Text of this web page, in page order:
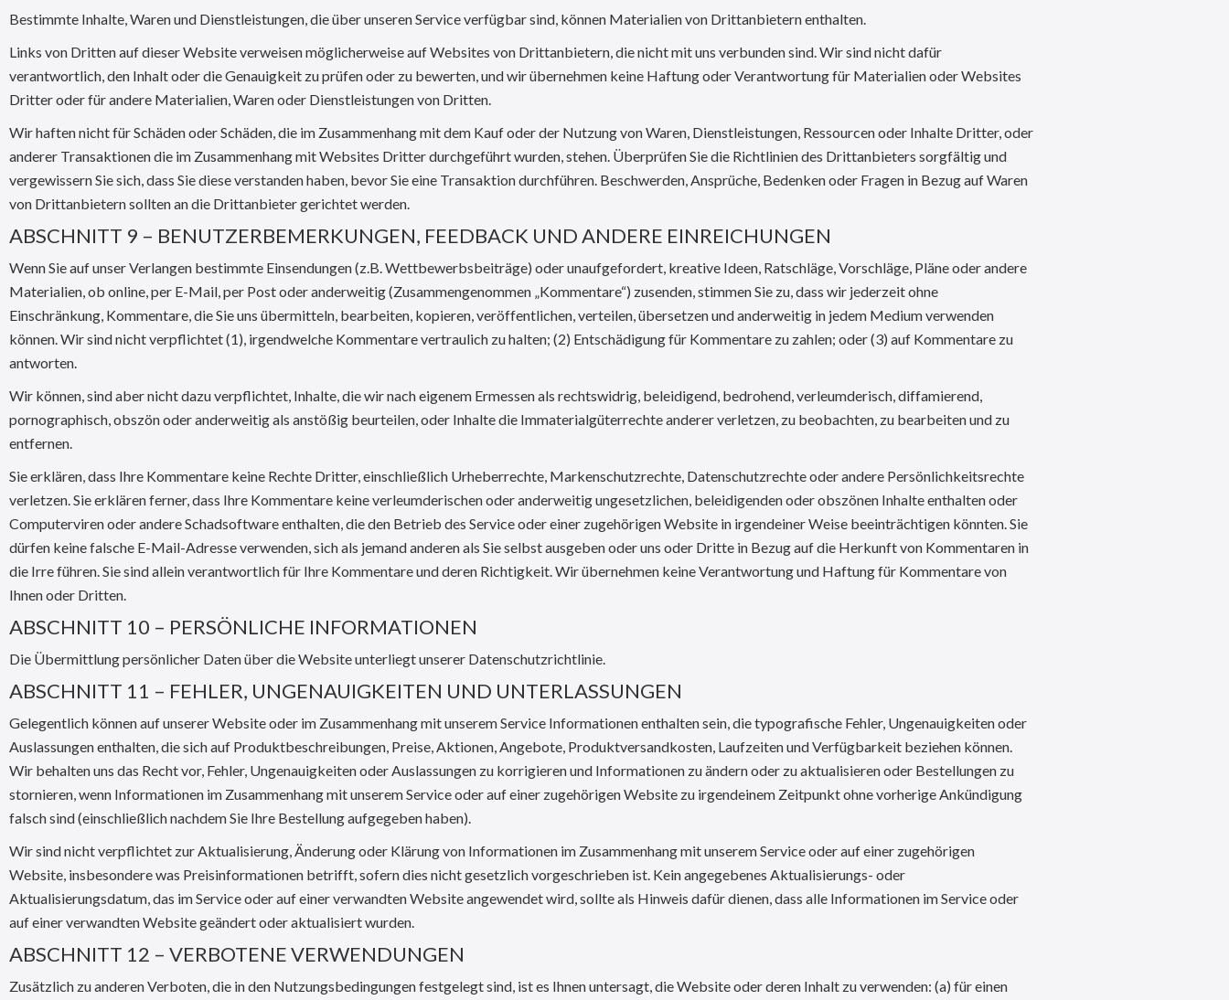
Bestimmte Inhalte, Waren und Dienstleistungen, die über unseren Service verfügbar sind, können Materialien von Drittanbietern enthalten.
Links von Dritten auf dieser Website verweisen möglicherweise auf Websites von Drittanbietern, die nicht mit uns verbunden sind. Wir sind nicht dafür
verantwortlich, den Inhalt oder die Genauigkeit zu prüfen oder zu bewerten, und wir übernehmen keine Haftung oder Verantwortung für Materialien oder Websites
Dritter oder für andere Materialien, Waren oder Dienstleistungen von Dritten.
Wir haften nicht für Schäden oder Schäden, die im Zusammenhang mit dem Kauf oder der Nutzung von Waren, Dienstleistungen, Ressourcen oder Inhalte Dritter, oder
anderer Transaktionen die im Zusammenhang mit Websites Dritter durchgeführt wurden, stehen. Überprüfen Sie die Richtlinien des Drittanbieters sorgfältig und
vergewissern Sie sich, dass Sie diese verstanden haben, bevor Sie eine Transaktion durchführen. Beschwerden, Ansprüche, Bedenken oder Fragen in Bezug auf Waren
von Drittanbietern sollten an die Drittanbieter gerichtet werden.
ABSCHNITT 9 – BENUTZERBEMERKUNGEN, FEEDBACK UND ANDERE EINREICHUNGEN
Wenn Sie auf unser Verlangen bestimmte Einsendungen (z.B. Wettbewerbsbeiträge) oder unaufgefordert, kreative Ideen, Ratschläge, Vorschläge, Pläne oder andere
Materialien, ob online, per E-Mail, per Post oder anderweitig (Zusammengenommen „Kommentare“) zusenden, stimmen Sie zu, dass wir jederzeit ohne
Einschränkung, Kommentare, die Sie uns übermitteln, bearbeiten, kopieren, veröffentlichen, verteilen, übersetzen und anderweitig in jedem Medium verwenden
können. Wir sind nicht verpflichtet (1), irgendwelche Kommentare vertraulich zu halten; (2) Entschädigung für Kommentare zu zahlen; oder (3) auf Kommentare zu
antworten.
Wir können, sind aber nicht dazu verpflichtet, Inhalte, die wir nach eigenem Ermessen als rechtswidrig, beleidigend, bedrohend, verleumderisch, diffamierend,
pornographisch, obszön oder anderweitig als anstößig beurteilen, oder Inhalte die Immaterialgüterrechte anderer verletzen, zu beobachten, zu bearbeiten und zu
entfernen.
Sie erklären, dass Ihre Kommentare keine Rechte Dritter, einschließlich Urheberrechte, Markenschutzrechte, Datenschutzrechte oder andere Persönlichkeitsrechte
verletzen. Sie erklären ferner, dass Ihre Kommentare keine verleumderischen oder anderweitig ungesetzlichen, beleidigenden oder obszönen Inhalte enthalten oder
Computerviren oder andere Schadsoftware enthalten, die den Betrieb des Service oder einer zugehörigen Website in irgendeiner Weise beeinträchtigen könnten. Sie
dürfen keine falsche E-Mail-Adresse verwenden, sich als jemand anderen als Sie selbst ausgeben oder uns oder Dritte in Bezug auf die Herkunft von Kommentaren in
die Irre führen. Sie sind allein verantwortlich für Ihre Kommentare und deren Richtigkeit. Wir übernehmen keine Verantwortung und Haftung für Kommentare von
Ihnen oder Dritten.
ABSCHNITT 10 – PERSÖNLICHE INFORMATIONEN
Die Übermittlung persönlicher Daten über die Website unterliegt unserer Datenschutzrichtlinie.
ABSCHNITT 11 – FEHLER, UNGENAUIGKEITEN UND UNTERLASSUNGEN
Gelegentlich können auf unserer Website oder im Zusammenhang mit unserem Service Informationen enthalten sein, die typografische Fehler, Ungenauigkeiten oder
Auslassungen enthalten, die sich auf Produktbeschreibungen, Preise, Aktionen, Angebote, Produktversandkosten, Laufzeiten und Verfügbarkeit beziehen können.
Wir behalten uns das Recht vor, Fehler, Ungenauigkeiten oder Auslassungen zu korrigieren und Informationen zu ändern oder zu aktualisieren oder Bestellungen zu
stornieren, wenn Informationen im Zusammenhang mit unserem Service oder auf einer zugehörigen Website zu irgendeinem Zeitpunkt ohne vorherige Ankündigung
falsch sind (einschließlich nachdem Sie Ihre Bestellung aufgegeben haben).
Wir sind nicht verpflichtet zur Aktualisierung, Änderung oder Klärung von Informationen im Zusammenhang mit unserem Service oder auf einer zugehörigen
Website, insbesondere was Preisinformationen betrifft, sofern dies nicht gesetzlich vorgeschrieben ist. Kein angegebenes Aktualisierungs- oder
Aktualisierungsdatum, das im Service oder auf einer verwandten Website angewendet wird, sollte als Hinweis dafür dienen, dass alle Informationen im Service oder
auf einer verwandten Website geändert oder aktualisiert wurden.
ABSCHNITT 12 – VERBOTENE VERWENDUNGEN
Zusätzlich zu anderen Verboten, die in den Nutzungsbedingungen festgelegt sind, ist es Ihnen untersagt, die Website oder deren Inhalt zu verwenden: (a) für einen